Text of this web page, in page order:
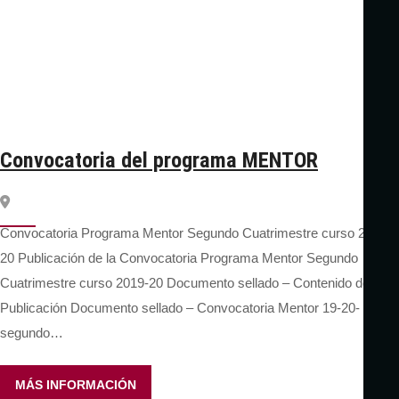
Convocatoria del programa MENTOR
Convocatoria Programa Mentor Segundo Cuatrimestre curso 2019-
20 Publicación de la Convocatoria Programa Mentor Segundo
Cuatrimestre curso 2019-20 Documento sellado – Contenido de la
Publicación Documento sellado – Convocatoria Mentor 19-20-
segundo…
MÁS INFORMACIÓN